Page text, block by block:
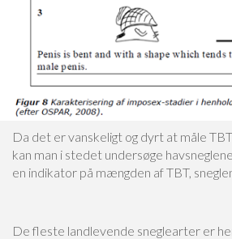
Da det er vanskeligt og dyrt at måle
kan man i stedet undersøge
en indikator på mængden af TBT,
De fleste landlevende sneglearter er